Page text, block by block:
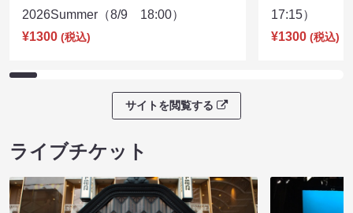
2026Summer（8/9 18:00）
¥1300 (税込)
17:15）
¥1300 (税込)
サイトを閲覧する
ライブチケット